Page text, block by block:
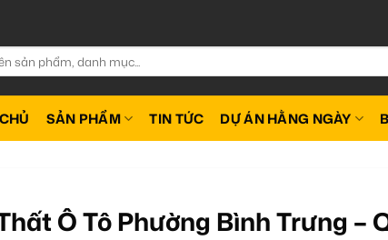
SẢN PHẨM TIN TỨC DỰ ÁN HẰNG NGÀY
Ô Tô Phường Bình Trưng –